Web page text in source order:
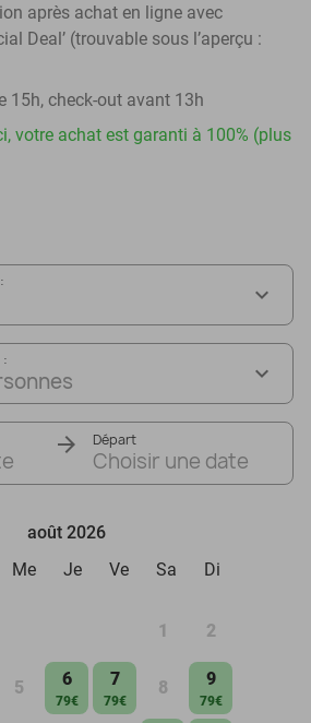
après achat en ligne avec
Deal’ (trouvable sous l’aperçu :
15h, check-out avant 13h
votre achat est garanti à 100% (plus
Départ
Choisir une date
août 2026
Me Je Ve Sa Di
1 2
5 6
79€
7
79€
8 9
79€